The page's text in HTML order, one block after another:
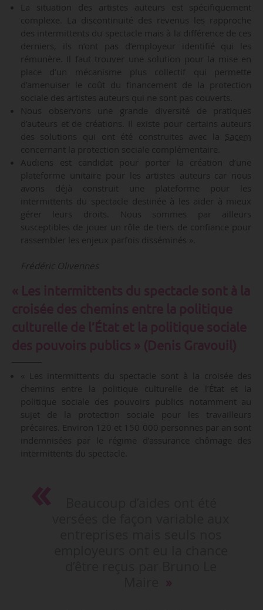
La situation des artistes auteurs est spécifiquement
complexe. La discontinuité des revenus les rapproche
des intermittents du spectacle mais à la différence de ces
derniers, ils n’ont pas d’employeur identifié qui les
rémunère. Il faut trouver une solution pour la mise en
place d’un mécanisme plus collectif qui permette
d’amenuiser le coût du financement de la protection
sociale des artistes auteurs qui ne sont pas couverts.
Nous observons une grande diversité de pratiques
d’auteurs et de créations. Il existe pour certains auteurs
des solutions qui ont été construites avec la Sacem
concernant la protection sociale complémentaire.
Audiens est candidat pour porter la création d’une
plateforme unitaire pour les artistes auteurs car nous
avons déjà construit une plateforme pour les
intermittents du spectacle destinée à les aider à mieux
gérer leurs droits. Nous sommes par ailleurs
susceptibles de jouer un rôle de tiers de confiance pour
rassembler les enjeux parfois disséminés ».
Frédéric Olivennes
« Les intermittents du spectacle sont à la croisée des
chemins entre la politique culturelle de l’État et la
politique sociale des pouvoirs publics notamment au
sujet de la protection sociale pour les travailleurs
précaires. Environ 120 et 150 000 personnes par an sont
indemnisées par le régime d’assurance chômage des
intermittents du spectacle.